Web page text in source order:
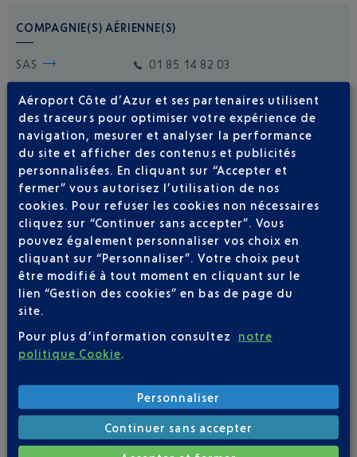
COMPAGNIE(S) AÉRIENNE(S)
SAS 01 85 14 82 03
Soyez notifié(e) de
toutes les évolutions
pour ce vol
SUIVRE CE VOL
Aéroport Côte d’Azur et ses partenaires utilisent
des traceurs pour optimiser votre expérience de
navigation, mesurer et analyser la performance
du site et afficher des contenus et publicités
personnalisées. En cliquant sur “Accepter et
fermer” vous autorisez l’utilisation de nos
cookies. Pour refuser les cookies non nécessaires
cliquez sur “Continuer sans accepter”. Vous
pouvez également personnaliser vos choix en
cliquant sur “Personnaliser”. Votre choix peut
être modifié à tout moment en cliquant sur le
lien “Gestion des cookies” en bas de page du
site.
Pour plus d’information consultez
notre
politique Cookie.
Personnaliser
Continuer sans accepter